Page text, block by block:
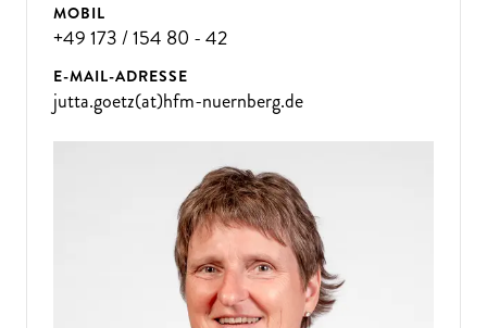
MOBIL
+49 173 / 154 80 - 42
E-MAIL-ADRESSE
jutta.goetz(at)hfm-nuernberg.de